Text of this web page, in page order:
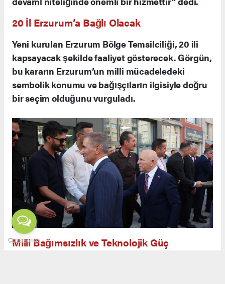
20 İl Erzurum’a Bağlı Olacak
Yeni kurulan Erzurum Bölge Temsilciliği, 20 ili
kapsayacak şekilde faaliyet gösterecek. Görgün,
bu kararın Erzurum’un milli mücadeledeki
sembolik konumu ve bağışçıların ilgisiyle doğru
bir seçim olduğunu vurguladı.
Milli Bağımsızlık ve Teknolojik Güç